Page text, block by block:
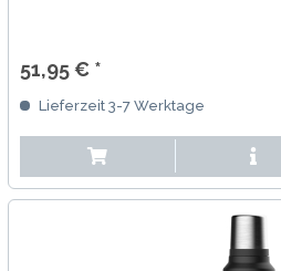
51,95 € *
Lieferzeit 3-7 Werktage